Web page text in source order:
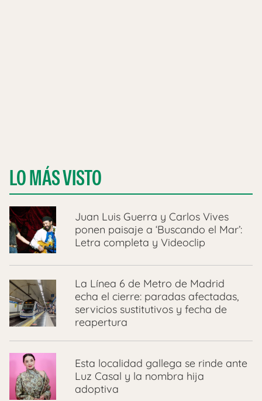
LO MÁS VISTO
Juan Luis Guerra y Carlos Vives
ponen paisaje a ‘Buscando el Mar’:
Letra completa y Videoclip
La Línea 6 de Metro de Madrid
echa el cierre: paradas afectadas,
servicios sustitutivos y fecha de
reapertura
Esta localidad gallega se rinde ante
Luz Casal y la nombra hija
adoptiva